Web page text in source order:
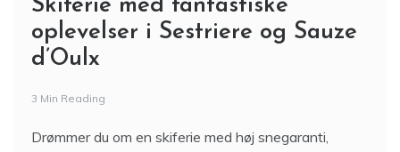
Skiferie med fantastiske
oplevelser i Sestriere og Sauze
d’Oulx
3 Min Reading
Drømmer du om en skiferie med høj snegaranti,